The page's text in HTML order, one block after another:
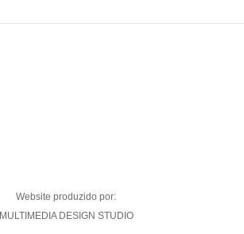
Website produzido por:
MULTIMEDIA DESIGN STUDIO